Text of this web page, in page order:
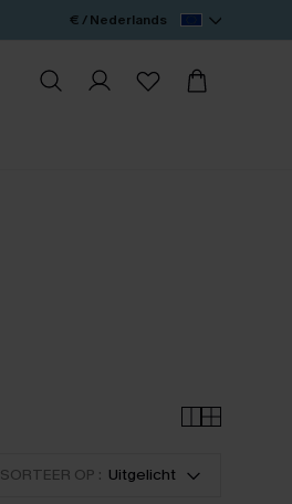
€ / Nederlands
SORTEER OP : Uitgelicht